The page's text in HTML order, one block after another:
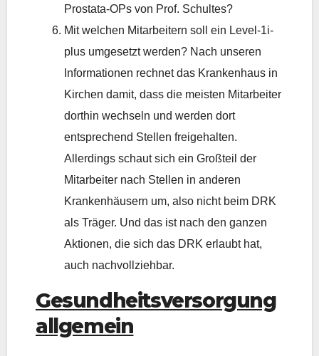
Prostata-OPs von Prof. Schultes?
Mit welchen Mitarbeitern soll ein Level-1i-
plus umgesetzt werden? Nach unseren
Informationen rechnet das Krankenhaus in
Kirchen damit, dass die meisten Mitarbeiter
dorthin wechseln und werden dort
entsprechend Stellen freigehalten.
Allerdings schaut sich ein Großteil der
Mitarbeiter nach Stellen in anderen
Krankenhäusern um, also nicht beim DRK
als Träger. Und das ist nach den ganzen
Aktionen, die sich das DRK erlaubt hat,
auch nachvollziehbar.
Gesundheitsversorgung
allgemein